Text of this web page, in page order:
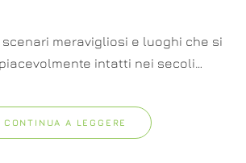
meravigliosi e luoghi che si
intatti nei secoli…
CONTINUA A LEGGERE